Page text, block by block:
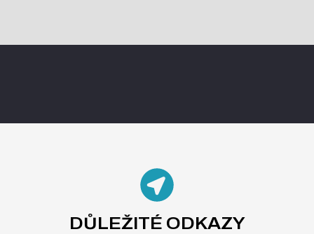
DŮLEŽITÉ ODKAZY